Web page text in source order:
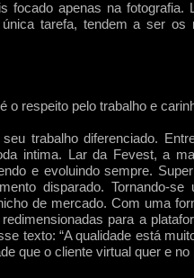
focado apenas na fotografia.
tarefa, tendem a ser os
respeito pelo trabalho e
trabalho diferenciado.
intima. Lar da Fevest, a
e evoluindo sempre.
disparado. Tornando-se
de mercado. Com uma
para a
texto: “A qualidade está
que o cliente virtual quer e